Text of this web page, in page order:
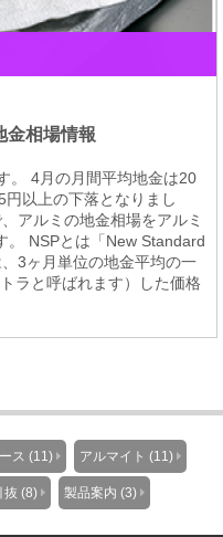
金相場情報
。 4月の月間平均地金は20
以上の下落となりまし
アルミの地金相場をアルミ
。 NSPとは「New Standard
3ヶ月単位の地金平均の一
ラと呼ばれます）した価格
ス (11) アルマイト (11)
抜 (8) 製品案内 (3)